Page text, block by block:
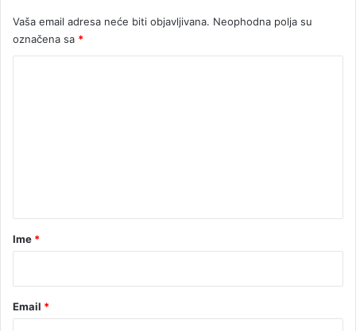
Vaša email adresa neće biti objavljivana. Neophodna polja su
označena sa *
rIme *
Email *